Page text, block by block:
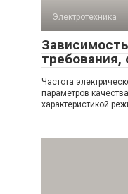
Электротехника
требования,
Частота
параметров
характеристикой